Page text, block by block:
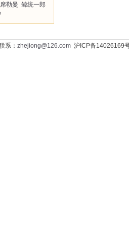
勒曼 鲸统一郎
系： zhejiong@126.com沪ICP备14026169